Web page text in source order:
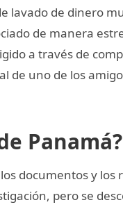
lavado de dinero
de manera
a través de
de uno de los
Panamá?
documentos y los
pero se